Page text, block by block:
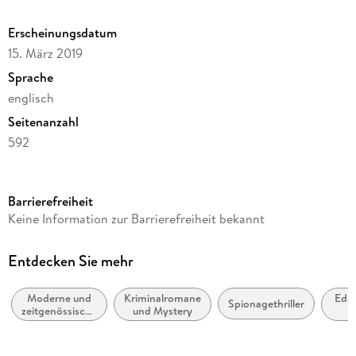
Erscheinungsdatum
15. März 2019
Sprache
englisch
Seitenanzahl
592
Autor/Autorin
Verlag/Hersteller
Produktart
kartoniert
Barrierefreiheit
Keine Information zur Barrierefreiheit bekannt
Entdecken Sie mehr
Moderne und
zeitgenössische
Belletristik:
Kriminalromane
und Mystery
Spionagethriller